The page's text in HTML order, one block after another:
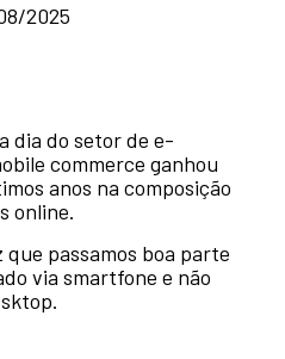
2025
dia do setor de e-
commerce ganhou
anos na composição
online.
passamos boa parte
via smartfone e não